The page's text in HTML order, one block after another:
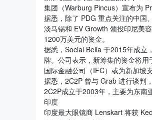
集团（Warburg Pincus）宣布为
据悉，除了 PDG 重点关注的中国
淡马锡和 EV Growth 领投印尼美
1200万美元的资金。
据悉，Social Bella 于2015年成立
牌。公司表示，新筹集的资金将用
国际金融公司（IFC）或为新加坡
据悉，2C2P 曾与 Grab 进行谈判
2C2P成立于2003年，主要为东南
印度
印度最大眼镜商 Lenskart 将获